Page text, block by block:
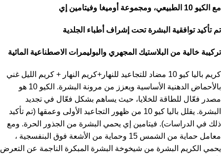
مع الكيو 10 الطبيعي، ومجموعة أوميغا وفيتامين إي
تم تأكيد توافقية البشرة تحت إشراف أطباء الجلدية
تركيبة خالية من البلاستيك المجهري والبوليمرات الاصطناعية المائية
كريم باليا كيو 10 مضاد للتجاعيد للنهار+كريم النهار + كريم الليل غني
بالأحماض الدهنية الأساسية ويعزز من مرونة البشرة. الكيو 10 هو
مصدر فعّال للطاقة للخلايا، حيث يساهم بشكل فعّال في تجديد
البشرة. يقلل باليا كيو 10 من ظهور التجاعيد الأولى وعمقها (تم تأكيد
ذلك في الدراسات). فيتامين إي يحمي البشرة من الجذور الحرة. ومع
معامل حماية من الشمس 15 وحماية من الأشعة فوق البنفسجية ،
يحمي الكريم البشرة من شيخوخة البشرة المبكرة الناجمة عن التعرض